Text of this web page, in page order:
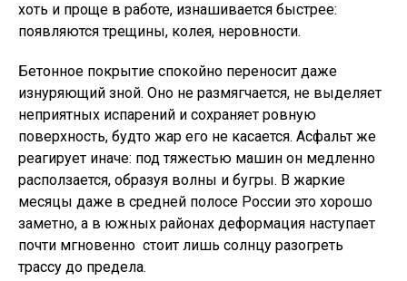
хоть и проще в работе, изнашивается быстрее:
появляются трещины, колея, неровности.
Бетонное покрытие спокойно переносит даже
изнуряющий зной. Оно не размягчается, не выделяет
неприятных испарений и сохраняет ровную
поверхность, будто жар его не касается. Асфальт же
реагирует иначе: под тяжестью машин он медленно
расползается, образуя волны и бугры. В жаркие
месяцы даже в средней полосе России это хорошо
заметно, а в южных районах деформация наступает
почти мгновенно  стоит лишь солнцу разогреть
трассу до предела.